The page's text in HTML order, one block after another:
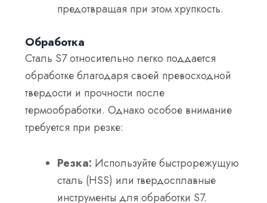
предотвращая при этом хрупкость.
Обработка
Сталь S7 относительно легко поддается
обработке благодаря своей превосходной
твердости и прочности после
термообработки. Однако особое внимание
требуется при резке:
Резка: Используйте быстрорежущую
сталь (HSS) или твердосплавные
инструменты для обработки S7.